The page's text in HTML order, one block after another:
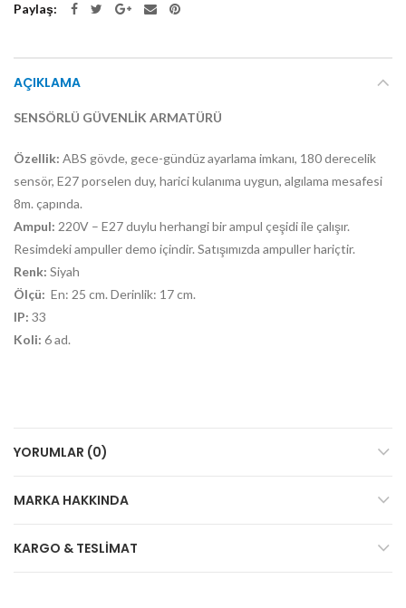
Paylaş
AÇIKLAMA
SENSÖRLÜ GÜVENLİK ARMATÜRÜ
Özellik: ABS gövde, gece-gündüz ayarlama imkanı, 180 derecelik
sensör, E27 porselen duy, harici kulanıma uygun, algılama mesafesi
8m. çapında.
Ampul: 220V – E27 duylu herhangi bir ampul çeşidi ile çalışır.
Resimdeki ampuller demo içindir. Satışımızda ampuller hariçtir.
Renk: Siyah
Ölçü: En: 25 cm. Derinlik: 17 cm.
IP: 33
Koli: 6 ad.
YORUMLAR (0)
MARKA HAKKINDA
KARGO & TESLIMAT